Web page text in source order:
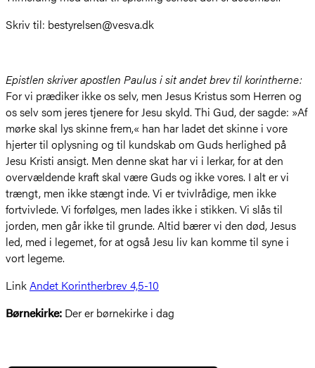
Skriv til: bestyrelsen@vesva.dk
Epistlen skriver apostlen Paulus i sit andet brev til korintherne:
For vi prædiker ikke os selv, men Jesus Kristus som Herren og
os selv som jeres tjenere for Jesu skyld. Thi Gud, der sagde: »Af
mørke skal lys skinne frem,« han har ladet det skinne i vore
hjerter til oplysning og til kundskab om Guds herlighed på
Jesu Kristi ansigt. Men denne skat har vi i lerkar, for at den
overvældende kraft skal være Guds og ikke vores. I alt er vi
trængt, men ikke stængt inde. Vi er tvivlrådige, men ikke
fortvivlede. Vi forfølges, men lades ikke i stikken. Vi slås til
jorden, men går ikke til grunde. Altid bærer vi den død, Jesus
led, med i legemet, for at også Jesu liv kan komme til syne i
vort legeme.
LinkAndet Korintherbrev 4,5-10
Børnekirke: Der er børnekirke i dag